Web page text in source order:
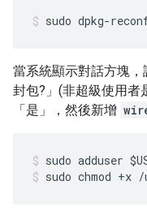
sudo dpkg-
當系統顯示對話方塊，
封包?」(非超級使用者
「是」
，然後新增
sudo adduser
sudo chmod +x